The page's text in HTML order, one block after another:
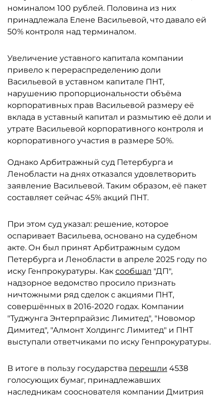
номиналом 100 рублей. Половина из них
принадлежала Елене Васильевой, что давало ей
50% контроля над терминалом.
Увеличение уставного капитала компании
привело к перераспределению доли
Васильевой в уставном капитале ПНТ,
нарушению пропорциональности объёма
корпоративных прав Васильевой размеру её
вклада в уставный капитал и размытию её доли и
утрате Васильевой корпоративного контроля и
корпоративного участия в размере 50%.
Однако Арбитражный суд Петербурга и
Ленобласти на днях отказался удовлетворить
заявление Васильевой. Таким образом, её пакет
составляет сейчас 45% акций ПНТ.
При этом суд указал: решение, которое
оспаривает Васильева, основано на судебном
акте. Он был принят Арбитражным судом
Петербурга и Ленобласти в апреле 2025 году по
иску Генпрокуратуры. Как сообщал "ДП",
надзорное ведомство просило признать
ничтожными ряд сделок с акциями ПНТ,
совершённых в 2016-2020 годах. Компании
"Туджунга Энтерпрайзис Лимитед", "Новомор
Димитед", "Алмонт Холдингс Лимитед" и ПНТ
выступали ответчиками по иску Генпрокуратуры.
В итоге в пользу государства перешли 4538
голосующих бумаг, принадлежавших
наследникам сооснователя компании Дмитрия